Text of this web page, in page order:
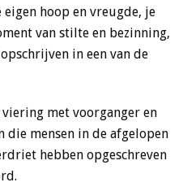
hoop en vreugde, je
van stilte en bezinning,
in een van de
viering met voorganger en
die mensen in de afgelopen
hebben opgeschreven